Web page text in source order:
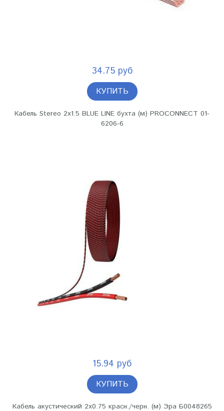
34.75 руб
КУПИТЬ
Кабель Stereo 2х1.5 BLUE LINE бухта (м) PROCONNECT 01-
6206-6
15.94 руб
КУПИТЬ
Кабель акустический 2х0.75 красн./черн. (м) Эра Б0048265